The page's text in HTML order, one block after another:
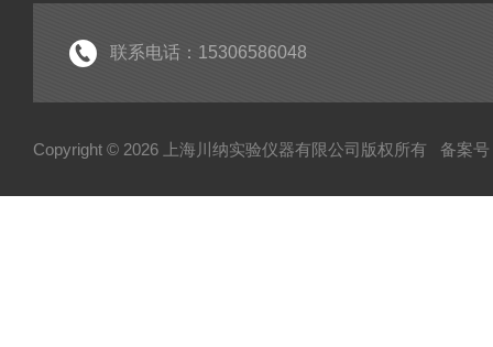
联系电话：15306586048
Copyright © 2026 上海川纳实验仪器有限公司版权所有 备案号